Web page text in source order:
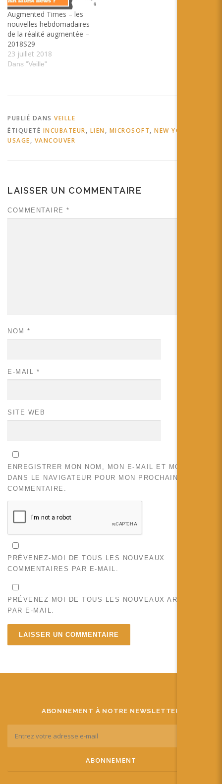
Augmented Times – les
nouvelles hebdomadaires
de la réalité augmentée –
2018S29
23 juillet 2018
Dans "Veille"
PUBLIÉ DANS VEILLE
ÉTIQUETÉ INCUBATEUR, LIEN , MICROSOFT, NEW YORK
USAGE, VANCOUVER
LAISSER UN COMMENTAIRE
COMMENTAIRE *
NOM *
E-MAIL *
SITE WEB
ENREGISTRER MON NOM, MON E-MAIL ET MON SITE
DANS LE NAVIGATEUR POUR MON PROCHAIN
COMMENTAIRE.
PRÉVENEZ-MOI DE TOUS LES NOUVEAUX
COMMENTAIRES PAR E-MAIL.
PRÉVENEZ-MOI DE TOUS LES NOUVEAUX ARTICLES
PAR E-MAIL.
ABONNEMENT À NOTRE NEWSLETTER